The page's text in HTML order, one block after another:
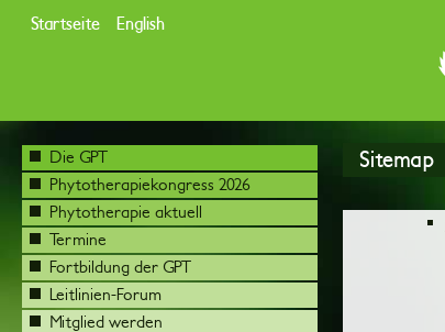
Startseite English
Die GPT
Phytotherapiekongress 2026
Phytotherapie aktuell
Termine
Fortbildung der GPT
Leitlinien-Forum
Mitglied werden
Sitemap